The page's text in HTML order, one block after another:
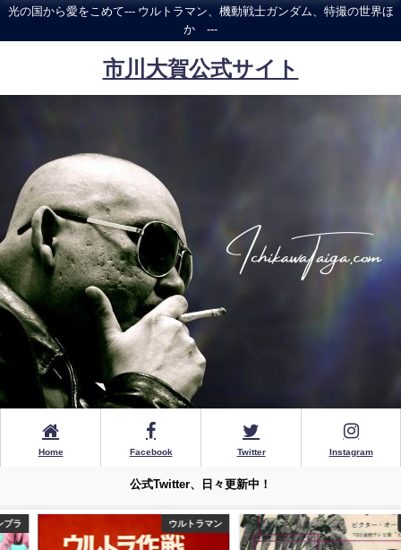
光の国から愛をこめて--- ウルトラマン、機動戦士ガンダム、特撮の世界ほ
か ---
市川大賀公式サイト
Home Facebook Twitter Instagram
公式Twitter、日々更新中！
ウルトラマン 小説